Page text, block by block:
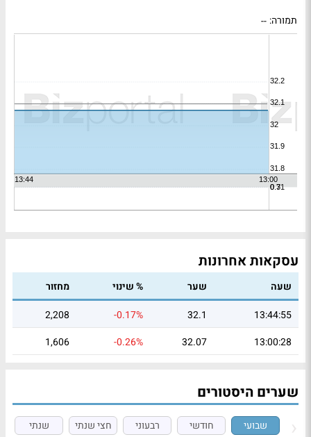
תמורה: --
עסקאות אחרונות
שעה שער % שינוי
מחזור
13:44:55
32.1
-0.17%
2,208
13:00:28
32.07
-0.26%
1,606
שערים היסטורים
שבועי חודשי רבעוני חצי שנתי שנתי